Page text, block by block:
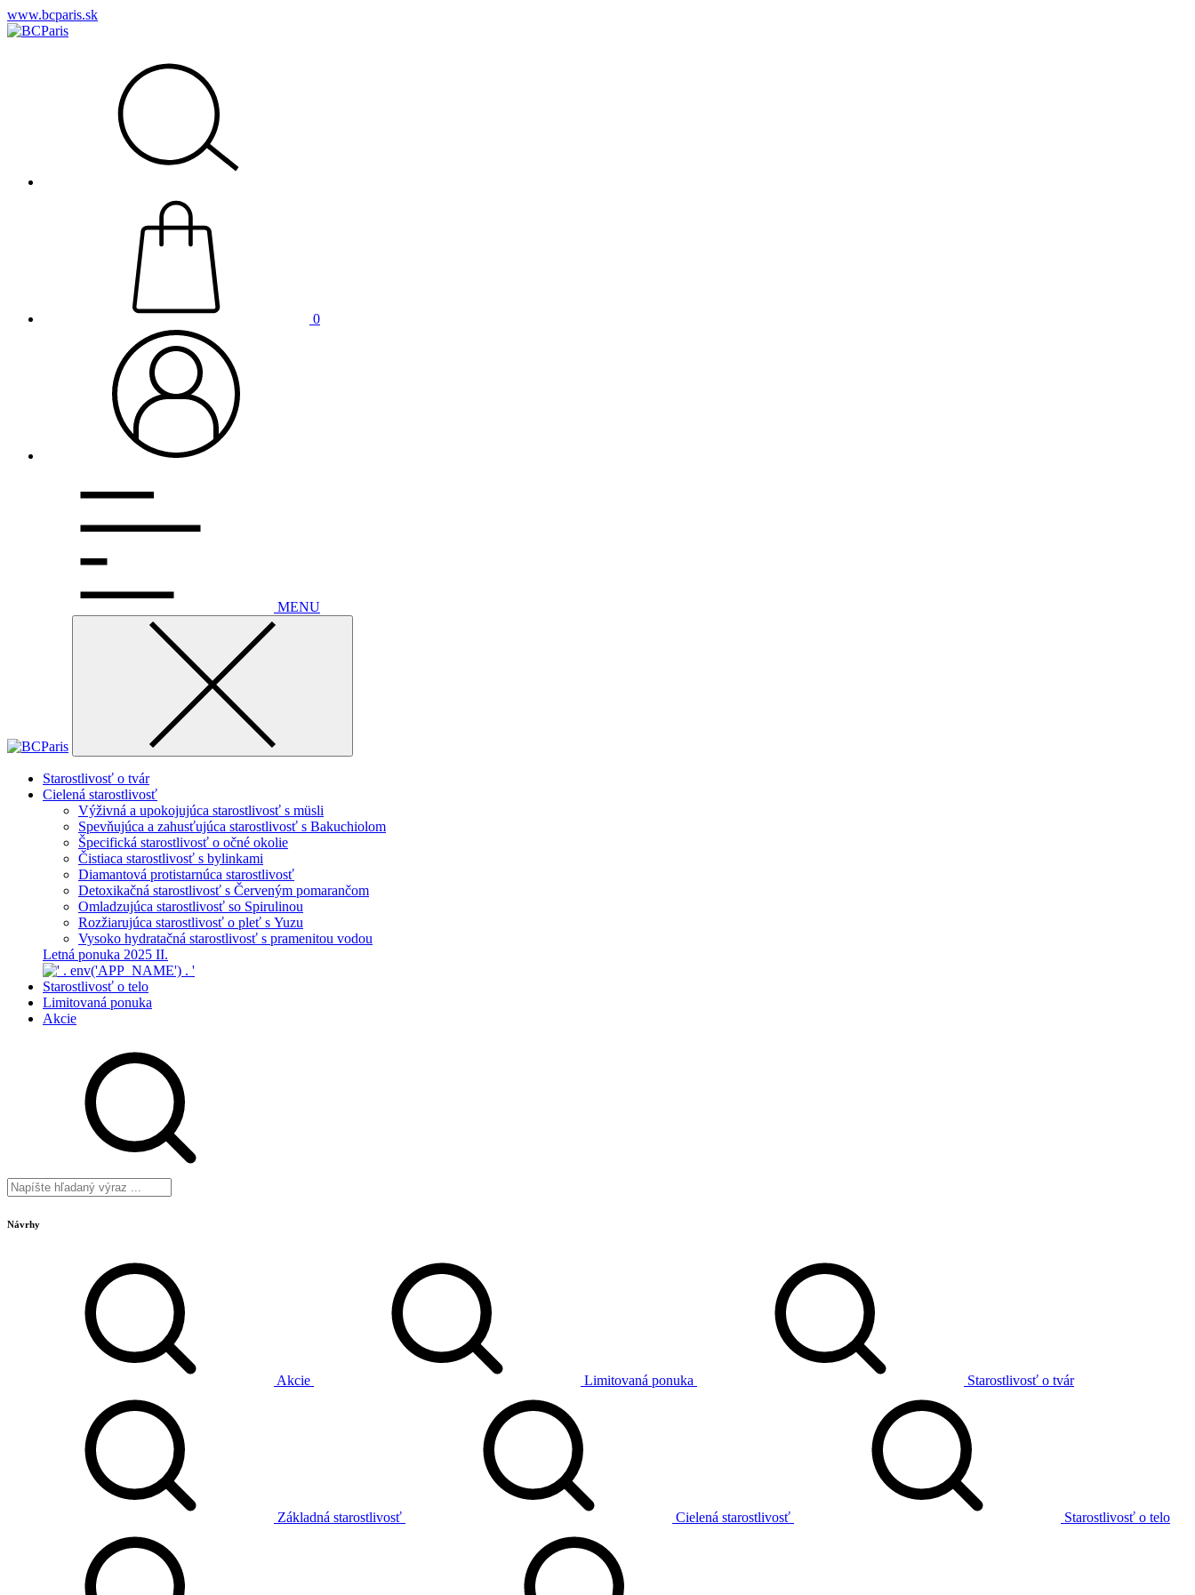
www.bcparis.sk
0
MENU
Starostlivosť o tvár
Cielená starostlivosť
Výživná a upokojujúca starostlivosť s müsli
Spevňujúca a zahusťujúca starostlivosť s Bakuchiolom
Špecifická starostlivosť o očné okolie
Čistiaca starostlivosť s bylinkami
Diamantová protistarnúca starostlivosť
Detoxikačná starostlivosť s Červeným pomarančom
Omladzujúca starostlivosť so Spirulinou
Rozžiarujúca starostlivosť o pleť s Yuzu
Vysoko hydratačná starostlivosť s pramenitou vodou
Letná ponuka 2025 II.
Starostlivosť o telo
Limitovaná ponuka
Akcie
Návrhy
Akcie Limitovaná ponuka Starostlivosť o tvár
Základná starostlivosť Cielená starostlivosť Starostlivosť o telo